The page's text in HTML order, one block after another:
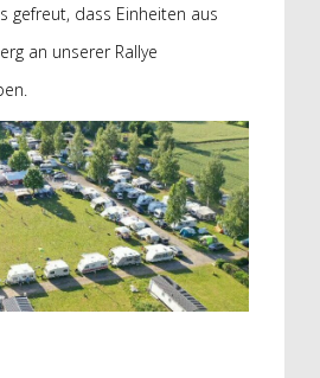
gefreut, dass Einheiten aus
an unserer Rallye